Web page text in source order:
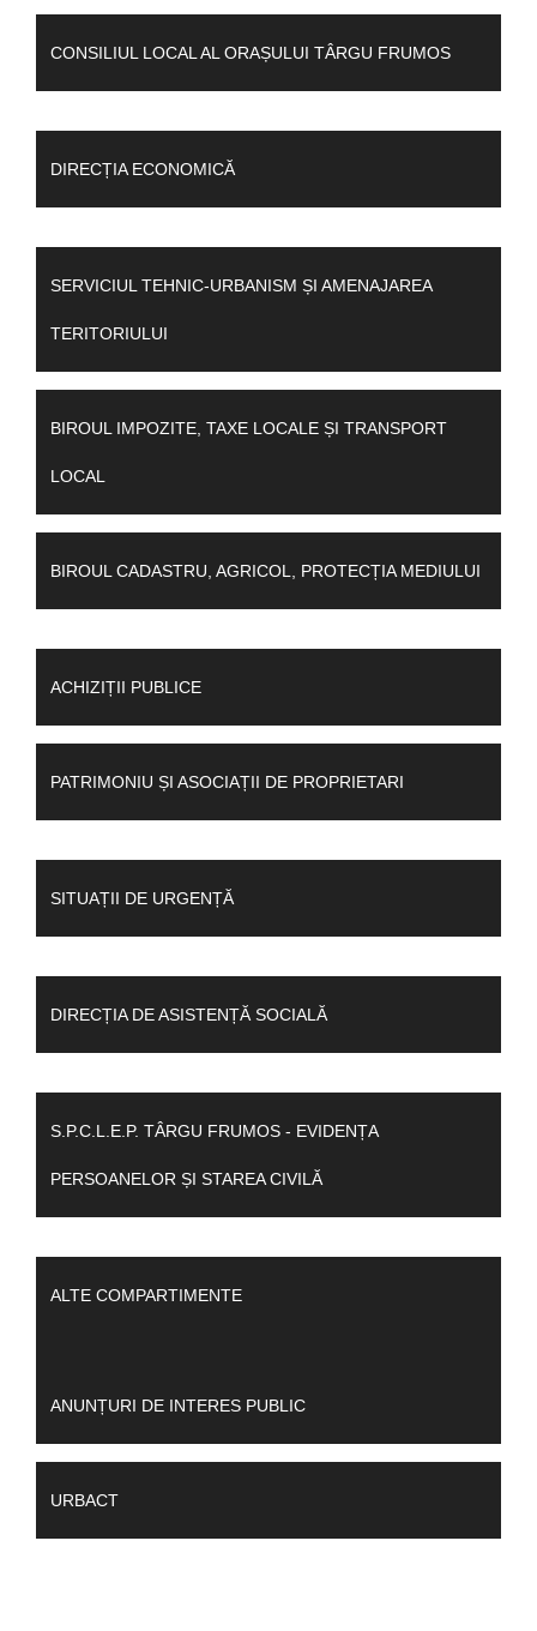
CONSILIUL LOCAL AL ORAȘULUI TÂRGU FRUMOS
DIRECȚIA ECONOMICĂ
SERVICIUL TEHNIC-URBANISM ȘI AMENAJAREA
TERITORIULUI
BIROUL IMPOZITE, TAXE LOCALE ȘI TRANSPORT
LOCAL
BIROUL CADASTRU, AGRICOL, PROTECȚIA MEDIULUI
ACHIZIȚII PUBLICE
PATRIMONIU ȘI ASOCIAȚII DE PROPRIETARI
SITUAȚII DE URGENȚĂ
DIRECȚIA DE ASISTENȚĂ SOCIALĂ
S.P.C.L.E.P. TÂRGU FRUMOS - EVIDENȚA
PERSOANELOR ȘI STAREA CIVILĂ
ALTE COMPARTIMENTE
ANUNȚURI DE INTERES PUBLIC
URBACT